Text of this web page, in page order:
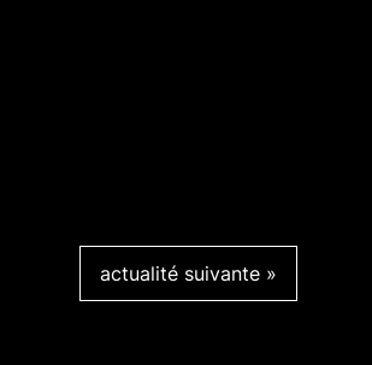
actualité suivante